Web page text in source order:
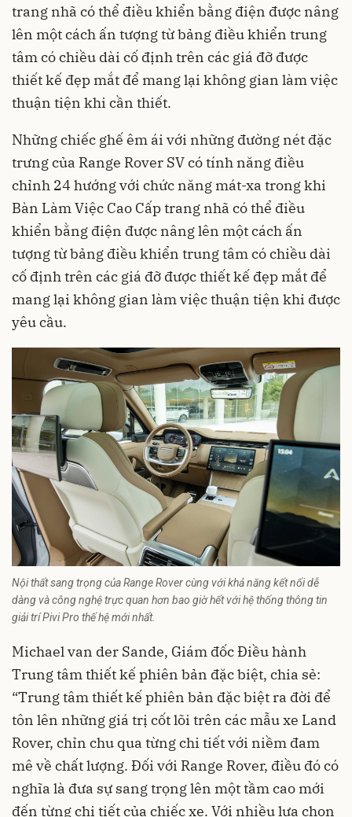
trang nhã có thể điều khiển bằng điện được nâng
lên một cách ấn tượng từ bảng điều khiển trung
tâm có chiều dài cố định trên các giá đỡ được
thiết kế đẹp mắt để mang lại không gian làm việc
thuận tiện khi cần thiết.
Những chiếc ghế êm ái với những đường nét đặc
trưng của Range Rover SV có tính năng điều
chỉnh 24 hướng với chức năng mát-xa trong khi
Bàn Làm Việc Cao Cấp trang nhã có thể điều
khiển bằng điện được nâng lên một cách ấn
tượng từ bảng điều khiển trung tâm có chiều dài
cố định trên các giá đỡ được thiết kế đẹp mắt để
mang lại không gian làm việc thuận tiện khi được
yêu cầu.
Nội thất sang trọng của Range Rover cùng với khả năng kết nối dễ
dàng và công nghệ trực quan hơn bao giờ hết với hệ thống thông tin
giải trí Pivi Pro thế hệ mới nhất.
Michael van der Sande, Giám đốc Điều hành
Trung tâm thiết kế phiên bản đặc biệt, chia sẻ:
“Trung tâm thiết kế phiên bản đặc biệt ra đời để
tôn lên những giá trị cốt lõi trên các mẫu xe Land
Rover, chỉn chu qua từng chi tiết với niềm đam
mê về chất lượng. Đối với Range Rover, điều đó có
nghĩa là đưa sự sang trọng lên một tầm cao mới
đến từng chi tiết của chiếc xe. Với nhiều lựa chọn